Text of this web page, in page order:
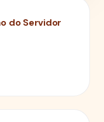
do Servidor